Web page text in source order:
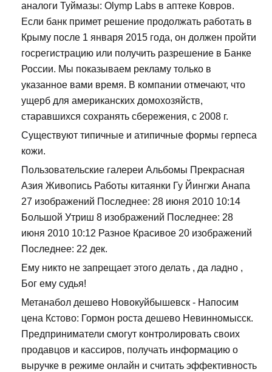
аналоги Туймазы: Olymp Labs в аптеке Ковров.
Если банк примет решение продолжать работать в
Крыму после 1 января 2015 года, он должен пройти
госрегистрацию или получить разрешение в Банке
России. Мы показываем рекламу только в
указанное вами время. В компании отмечают, что
ущерб для американских домохозяйств,
старавшихся сохранять сбережения, с 2008 г.
Существуют типичные и атипичные формы герпеса
кожи.
Пользовательские галереи Альбомы Прекрасная
Азия Живопись Работы китаянки Гу Йингжи Анапа
27 изображений Последнее: 28 июня 2010 10:14
Большой Утриш 8 изображений Последнее: 28
июня 2010 10:12 Разное Красивое 20 изображений
Последнее: 22 дек.
Ему никто не запрещает этого делать , да ладно ,
Бог ему судья!
Метанабол дешево Новокуйбышевск - Напосим
цена Кстово: Гормон роста дешево Невинномысск.
Предприниматели смогут контролировать своих
продавцов и кассиров, получать информацию о
выручке в режиме онлайн и считать эффективность